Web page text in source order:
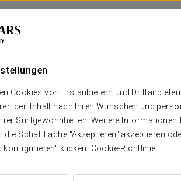
Cookies von Erstanbietern und
den Inhalt nach Ihren Wünschen und
Surfgewohnheiten. Weitere
die Schaltfläche "Akzeptieren" akzeptieren
konfigurieren" klicken. Cookie-Richtlinie